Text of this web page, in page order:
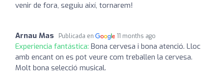
venir de fora, seguiu així, tornarem!
Arnau Mas Publicada en 11 months ago
Experiencia fantástica: Bona cervesa i bona atenció. Lloc
amb encant on es pot veure com treballen la cervesa.
Molt bona selecció musical.